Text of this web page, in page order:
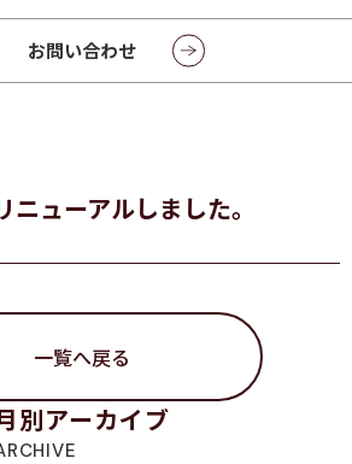
お問い合わせ
2023年 1月 30日 ホームページをリニューアルしました。
ューアルしました。
一覧へ戻る
別アーカイブ